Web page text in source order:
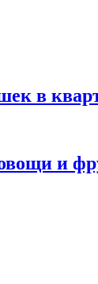
в
овощи и